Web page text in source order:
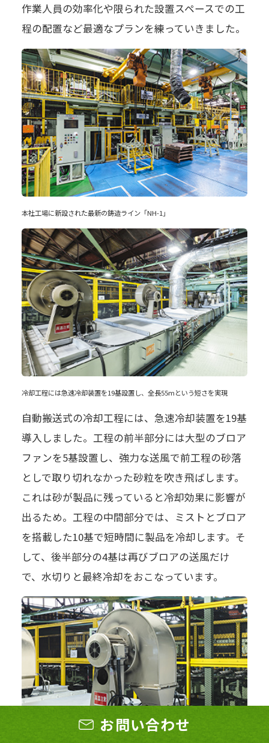
お問い合わせ
作業人員の効率化や限られた設置スペースでの工
程の配置など最適なプランを練っていきました。
本社工場に新設された最新の鋳造ライン「NH-1」
冷却工程には急速冷却装置を19基設置し、全長55mという短さを実現
自動搬送式の冷却工程には、急速冷却装置を19基
導入しました。工程の前半部分には大型のブロア
ファンを5基設置し、強力な送風で前工程の砂落
としで取り切れなかった砂粒を吹き飛ばします。
これは砂が製品に残っていると冷却効果に影響が
出るため。工程の中間部分では、ミストとブロア
を搭載した10基で短時間に製品を冷却します。そ
して、後半部分の4基は再びブロアの送風だけ
で、水切りと最終冷却をおこなっています。